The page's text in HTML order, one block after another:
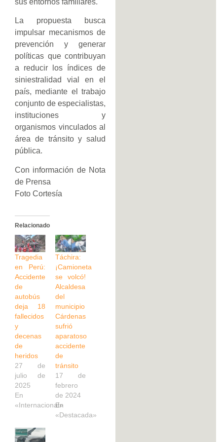
sus entornos familiares.
La propuesta busca
impulsar mecanismos de
prevención y generar
políticas que contribuyan
a reducir los índices de
siniestralidad vial en el
país, mediante el trabajo
conjunto de especialistas,
instituciones y
organismos vinculados al
área de tránsito y salud
pública.
Con información de Nota
de Prensa
Foto Cortesía
Relacionado
Tragedia
en Perú:
Accidente
de
autobús
deja 18
fallecidos
y
decenas
de
heridos
27 de
julio de
2025
En
«Internacional»
Táchira:
¡Camioneta
se volcó!
Alcaldesa
del
municipio
Cárdenas
sufrió
aparatoso
accidente
de
tránsito
17 de
febrero
de 2024
En
«Destacada»